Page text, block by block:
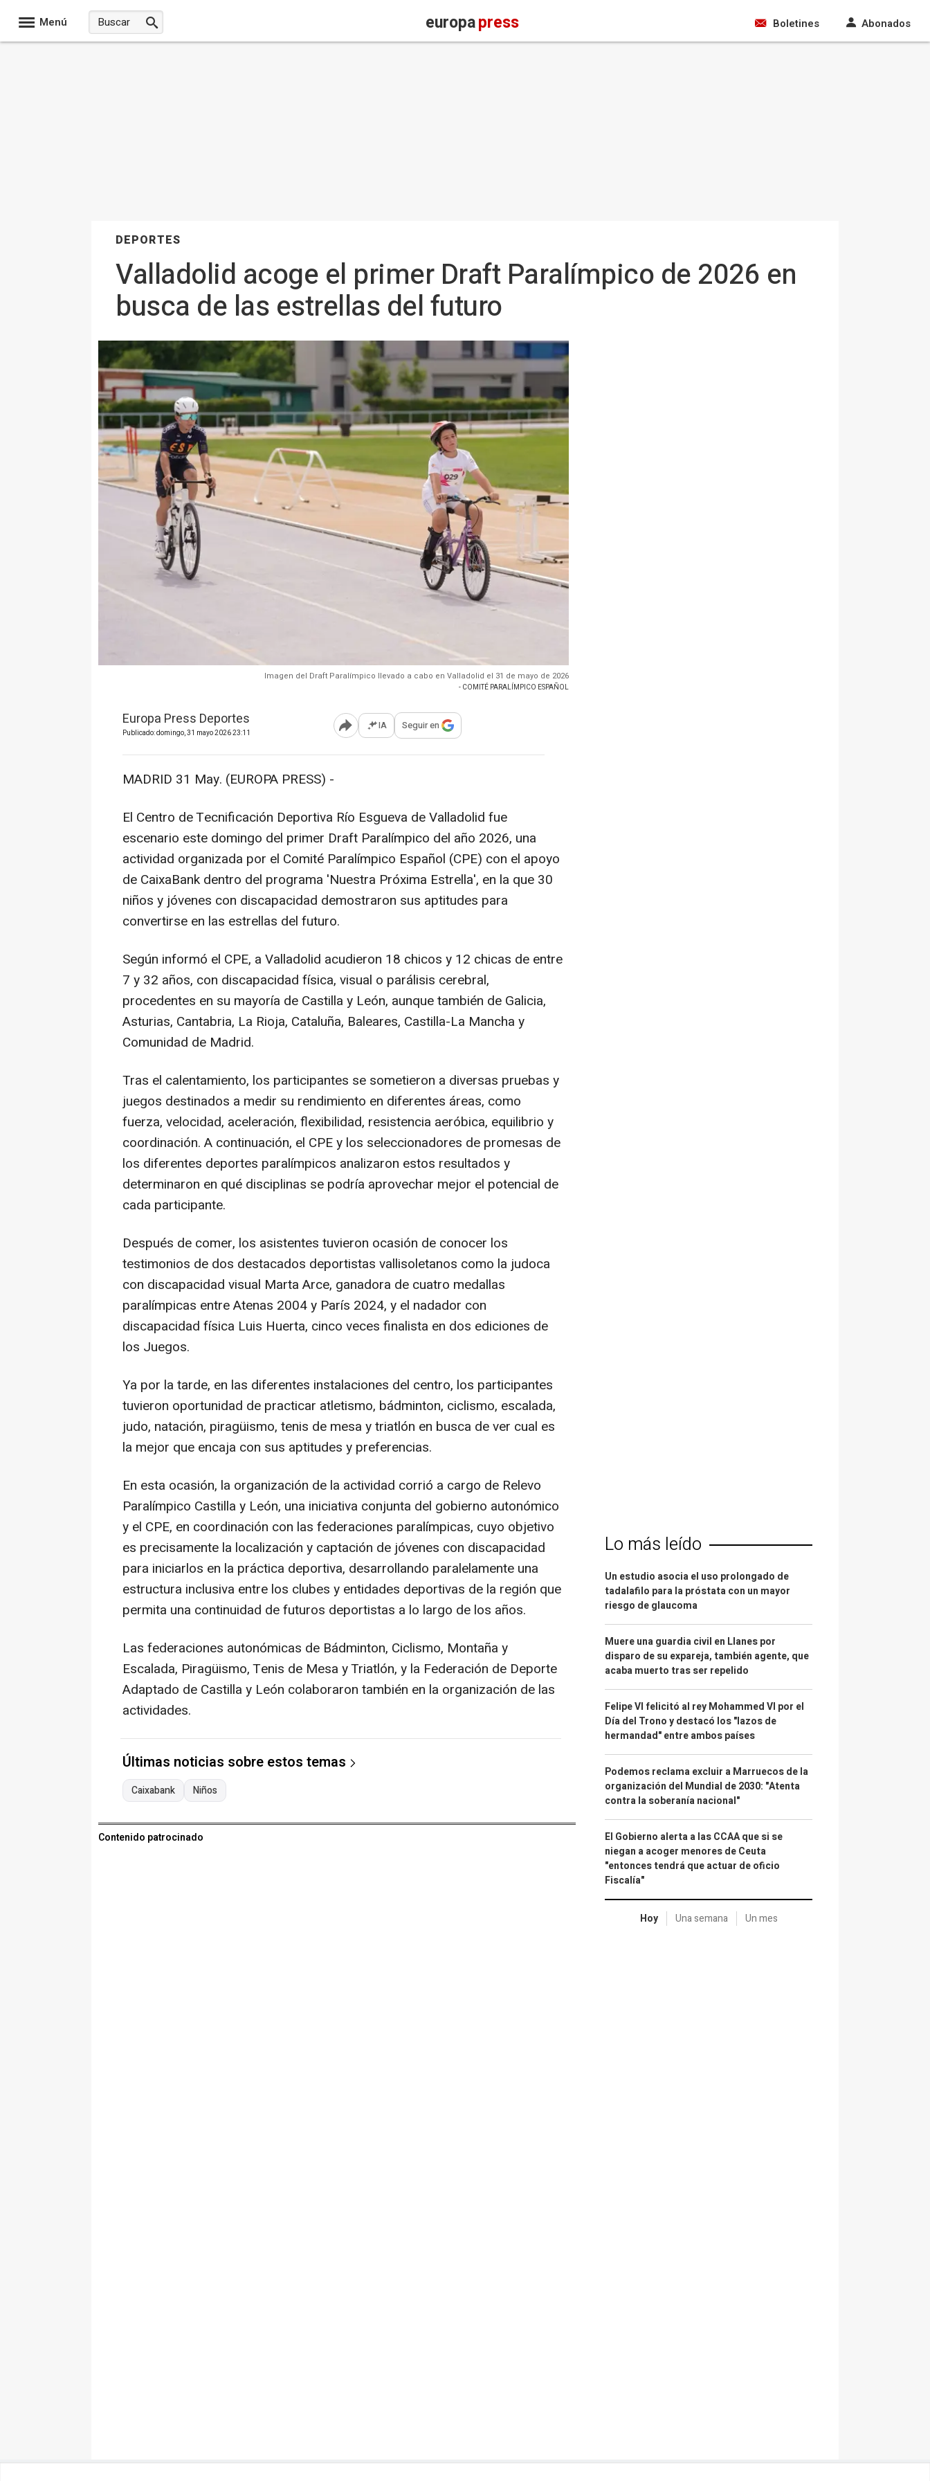
Menú europapress Boletines Abonados
DEPORTES
Valladolid acoge el primer Draft Paralímpico de 2026 en
busca de las estrellas del futuro
Imagen del Draft Paralímpico llevado a cabo en Valladolid el 31 de mayo de 2026
- COMITÉ PARALÍMPICO ESPAÑOL
Europa Press Deportes
Publicado: domingo, 31 mayo 2026 23:11 Abrir opciones para compartir
IA Seguir en
MADRID 31 May. (EUROPA PRESS) -
El Centro de Tecnificación Deportiva Río Esgueva de Valladolid fue
escenario este domingo del primer Draft Paralímpico del año 2026, una
actividad organizada por el Comité Paralímpico Español (CPE) con el apoyo
de CaixaBank dentro del programa 'Nuestra Próxima Estrella', en la que 30
niños y jóvenes con discapacidad demostraron sus aptitudes para
convertirse en las estrellas del futuro.
Según informó el CPE, a Valladolid acudieron 18 chicos y 12 chicas de entre
7 y 32 años, con discapacidad física, visual o parálisis cerebral,
procedentes en su mayoría de Castilla y León, aunque también de Galicia,
Asturias, Cantabria, La Rioja, Cataluña, Baleares, Castilla-La Mancha y
Comunidad de Madrid.
Tras el calentamiento, los participantes se sometieron a diversas pruebas y
juegos destinados a medir su rendimiento en diferentes áreas, como
fuerza, velocidad, aceleración, flexibilidad, resistencia aeróbica, equilibrio y
coordinación. A continuación, el CPE y los seleccionadores de promesas de
los diferentes deportes paralímpicos analizaron estos resultados y
determinaron en qué disciplinas se podría aprovechar mejor el potencial de
cada participante.
Después de comer, los asistentes tuvieron ocasión de conocer los
testimonios de dos destacados deportistas vallisoletanos como la judoca
con discapacidad visual Marta Arce, ganadora de cuatro medallas
paralímpicas entre Atenas 2004 y París 2024, y el nadador con
discapacidad física Luis Huerta, cinco veces finalista en dos ediciones de
los Juegos.
Ya por la tarde, en las diferentes instalaciones del centro, los participantes
tuvieron oportunidad de practicar atletismo, bádminton, ciclismo, escalada,
judo, natación, piragüismo, tenis de mesa y triatlón en busca de ver cual es
la mejor que encaja con sus aptitudes y preferencias.
En esta ocasión, la organización de la actividad corrió a cargo de Relevo
Paralímpico Castilla y León, una iniciativa conjunta del gobierno autonómico
y el CPE, en coordinación con las federaciones paralímpicas, cuyo objetivo
es precisamente la localización y captación de jóvenes con discapacidad
para iniciarlos en la práctica deportiva, desarrollando paralelamente una
estructura inclusiva entre los clubes y entidades deportivas de la región que
permita una continuidad de futuros deportistas a lo largo de los años.
Las federaciones autonómicas de Bádminton, Ciclismo, Montaña y
Escalada, Piragüismo, Tenis de Mesa y Triatlón, y la Federación de Deporte
Adaptado de Castilla y León colaboraron también en la organización de las
actividades.
Últimas noticias sobre estos temas
Caixabank Niños
Contenido patrocinado
Lo más leído
Un estudio asocia el uso prolongado de
tadalafilo para la próstata con un mayor
riesgo de glaucoma
Muere una guardia civil en Llanes por
disparo de su expareja, también agente, que
acaba muerto tras ser repelido
Felipe VI felicitó al rey Mohammed VI por el
Día del Trono y destacó los "lazos de
hermandad" entre ambos países
Podemos reclama excluir a Marruecos de la
organización del Mundial de 2030: "Atenta
contra la soberanía nacional"
El Gobierno alerta a las CCAA que si se
niegan a acoger menores de Ceuta
"entonces tendrá que actuar de oficio
Fiscalía"
Hoy Una semana Un mes